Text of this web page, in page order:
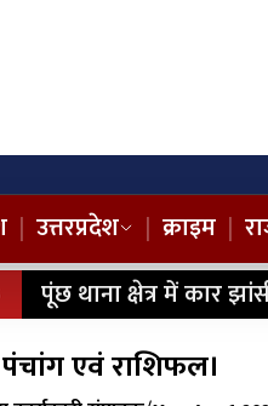
| उत्तरप्रदेश | क्राइम |
पूंछ थाना क्षेत्र में कार
एवं राशिफल।